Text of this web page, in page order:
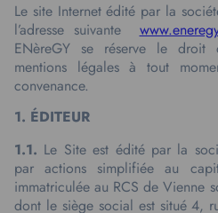
Le site Internet édité par la
l’adresse suivante
ENèreGY se réserve le droit
mentions légales à tout
convenance.
1. ÉDITEUR
1.1. Le Site est édité par la
par actions simplifiée au
immatriculée au RCS de Vienne
dont le siège social est situé 4,